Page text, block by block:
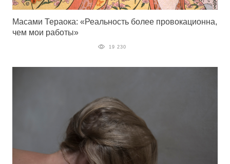
Масами Тераока: «Реальность более провокационна,
чем мои работы»
19 230